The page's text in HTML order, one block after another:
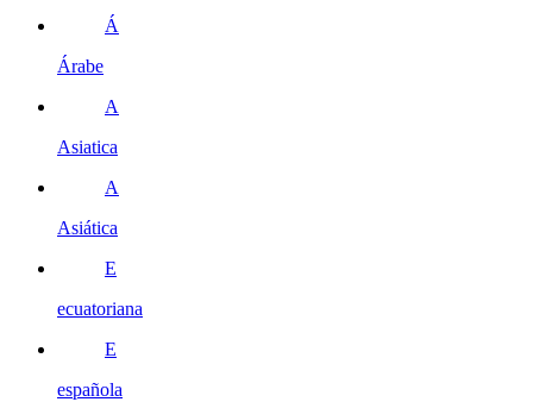
Á
Árabe
A
Asiatica
A
Asiática
E
ecuatoriana
E
española